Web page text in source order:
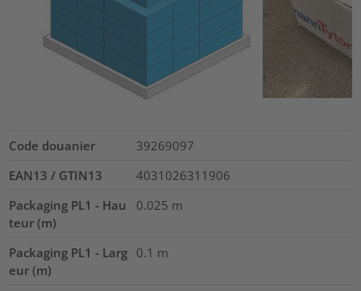
Code douanier
39269097
EAN13 / GTIN13
4031026311906
Packaging PL1 - Hau
teur (m)
0.025 m
Packaging PL1 - Larg
eur (m)
0.1 m